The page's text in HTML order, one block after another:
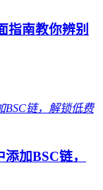
指南教你辨别
加BSC链，